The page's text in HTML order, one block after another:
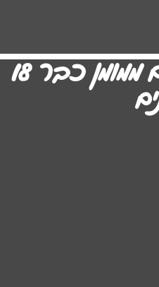
מתמחים בקידום ממומן כבר 18